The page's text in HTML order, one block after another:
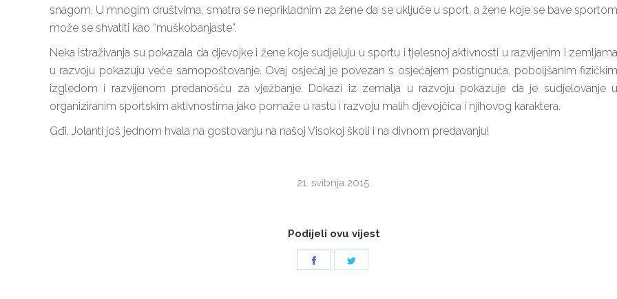
snagom. U mnogim društvima, smatra se neprikladnim za žene da se uključe u sport, a žene koje se bave sportom
može se shvatiti kao “muškobanjaste”.
Neka istraživanja su pokazala da djevojke i žene koje sudjeluju u sportu i tjelesnoj aktivnosti u razvijenim i zemljama
u razvoju pokazuju veće samopoštovanje. Ovaj osjećaj je povezan s osjećajem postignuća, poboljšanim fizičkim
izgledom i razvijenom predanošću za vježbanje. Dokazi iz zemalja u razvoju pokazuje da je sudjelovanje u
organiziranim sportskim aktivnostima jako pomaže u rastu i razvoju malih djevojčica i njihovog karaktera.
Gđi. Jolanti još jednom hvala na gostovanju na našoj Visokoj školi i na divnom predavanju!
21. svibnja 2015.
Podijeli ovu vijest
Share